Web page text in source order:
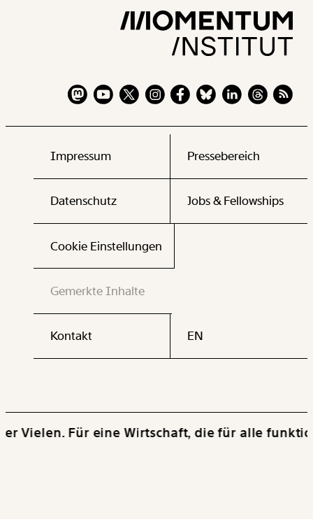
Impressum Pressebereich
Datenschutz Jobs & Fellowships
Cookie Einstellungen
Gemerkte Inhalte
Kontakt EN
Für eine Wirtschaft, die für alle